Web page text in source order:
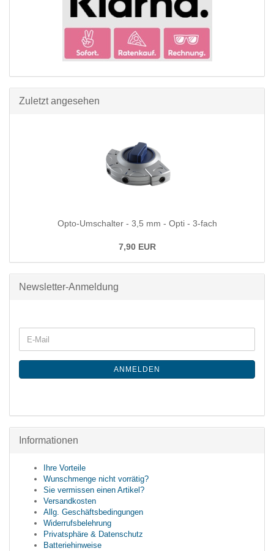
Zuletzt angesehen
Opto-Umschalter - 3,5 mm - Opti - 3-fach
7,90 EUR
Newsletter-Anmeldung
ANMELDEN
Informationen
Ihre Vorteile
Wunschmenge nicht vorrätig?
Sie vermissen einen Artikel?
Versandkosten
Allg. Geschäftsbedingungen
Widerrufsbelehrung
Privatsphäre & Datenschutz
Batteriehinweise